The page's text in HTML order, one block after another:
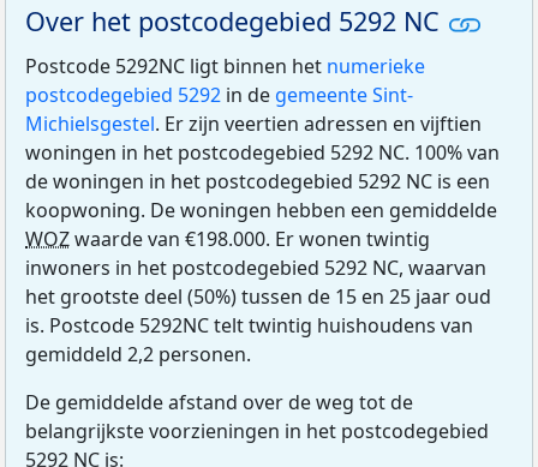
Over het postcodegebied 5292 NC
Postcode 5292NC ligt binnen het numerieke
postcodegebied 5292 in de gemeente Sint-
Michielsgestel. Er zijn veertien adressen en vijftien
woningen in het postcodegebied 5292 NC. 100% van
de woningen in het postcodegebied 5292 NC is een
koopwoning. De woningen hebben een gemiddelde
WOZwaarde van €198.000. Er wonen twintig
inwoners in het postcodegebied 5292 NC, waarvan
het grootste deel (50%) tussen de 15 en 25 jaar oud
is. Postcode 5292NC telt twintig huishoudens van
gemiddeld 2,2 personen.
De gemiddelde afstand over de weg tot de
belangrijkste voorzieningen in het postcodegebied
5292 NC is: